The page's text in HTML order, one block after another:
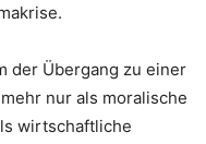
der Übergang zu einer
nur als moralische
wirtschaftliche